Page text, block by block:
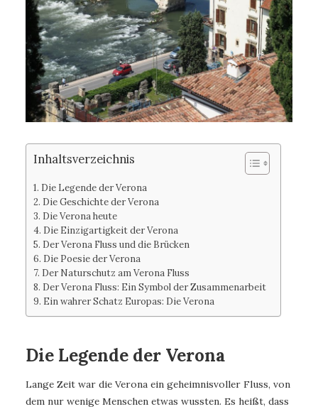
Inhaltsverzeichnis
Die Legende der Verona
Die Geschichte der Verona
Die Verona heute
Die Einzigartigkeit der Verona
Der Verona Fluss und die Brücken
Die Poesie der Verona
Der Naturschutz am Verona Fluss
Der Verona Fluss: Ein Symbol der Zusammenarbeit
Ein wahrer Schatz Europas: Die Verona
Die Legende der Verona
Lange Zeit war die Verona ein geheimnisvoller Fluss, von
dem nur wenige Menschen etwas wussten. Es heißt, dass